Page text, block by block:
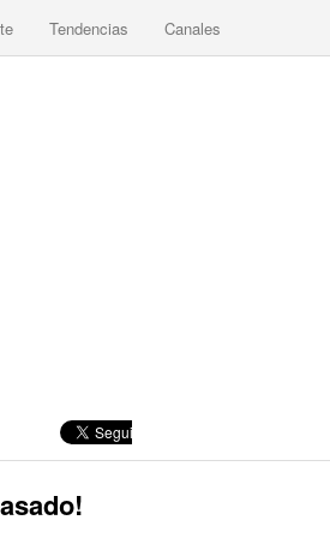
Tendencias Canales